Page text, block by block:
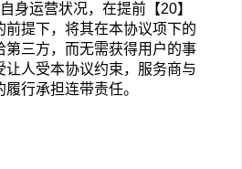
身运营状况，在提前【20】
前提下，将其在本协议项下的
第三方，而无需获得用户的事
让人受本协议约束，服务商与
行承担连带责任。